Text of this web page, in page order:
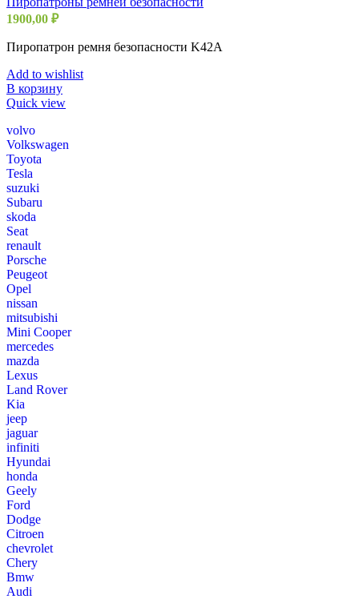
1900,00 ₽
Пиропатрон ремня безопасности K42A
Add to wishlist
В корзину
Quick view
volvo
Volkswagen
Toyota
Tesla
suzuki
Subaru
skoda
Seat
renault
Porsche
Peugeot
Opel
nissan
mitsubishi
Mini Cooper
mercedes
mazda
Lexus
Land Rover
Kia
jeep
jaguar
infiniti
Hyundai
honda
Geely
Ford
Dodge
Citroen
chevrolet
Chery
Bmw
Audi